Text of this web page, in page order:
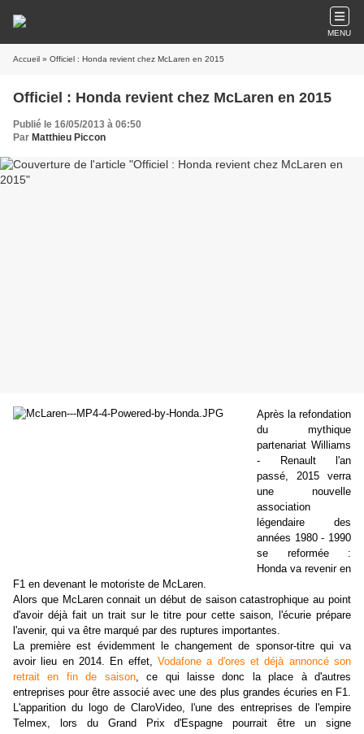
MENU
Accueil » Officiel : Honda revient chez McLaren en 2015
Officiel : Honda revient chez McLaren en 2015
Publié le 16/05/2013 à 06:50
Par Matthieu Piccon
Après la refondation
du mythique
partenariat Williams
- Renault l'an
passé, 2015 verra
une nouvelle
association
légendaire des
années 1980 - 1990
se reformée :
Honda va revenir en
F1 en devenant le motoriste de McLaren.
Alors que McLaren connait un début de saison catastrophique au point
d'avoir déjà fait un trait sur le titre pour cette saison, l'écurie prépare
l'avenir, qui va être marqué par des ruptures importantes.
La première est évidemment le changement de sponsor-titre qui va
avoir lieu en 2014. En effet, Vodafone a d'ores et déjà annoncé son
retrait en fin de saison, ce qui laisse donc la place à d'autres
entreprises pour être associé avec une des plus grandes écuries en F1.
L'apparition du logo de ClaroVideo, l'une des entreprises de l'empire
Telmex, lors du Grand Prix d'Espagne pourrait être un signe